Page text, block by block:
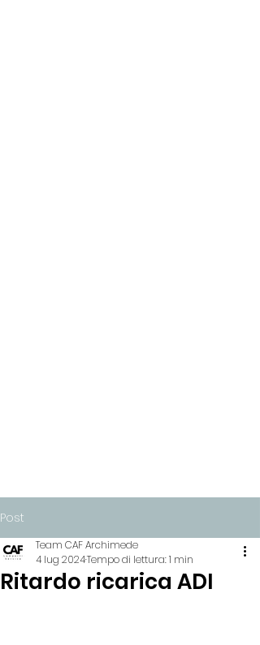
Post
Ritardo ricarica ADI
Team CAF Archimede
4 lug 2024Tempo di lettura: 1 min